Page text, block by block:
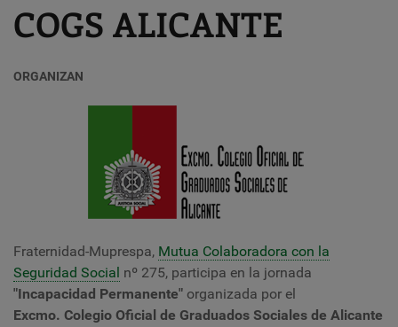
COGS ALICANTE
ORGANIZAN
Fraternidad-Muprespa, Mutua Colaboradora con la
Seguridad Social nº 275, participa en la jornada
"Incapacidad Permanente" organizada por el
Excmo. Colegio Oficial de Graduados Sociales de Alicante